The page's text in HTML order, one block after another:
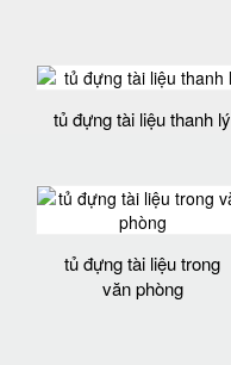
tủ đựng tài liệu thanh lý
tủ đựng tài liệu trong
văn phòng